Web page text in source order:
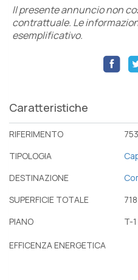
Il presente annuncio non
contrattuale. Le
esemplificativo.
Caratteristiche
RIFERIMENTO
TIPOLOGIA
DESTINAZIONE
SUPERFICIE TOTALE
PIANO
T-1
EFFICENZA ENERGETICA